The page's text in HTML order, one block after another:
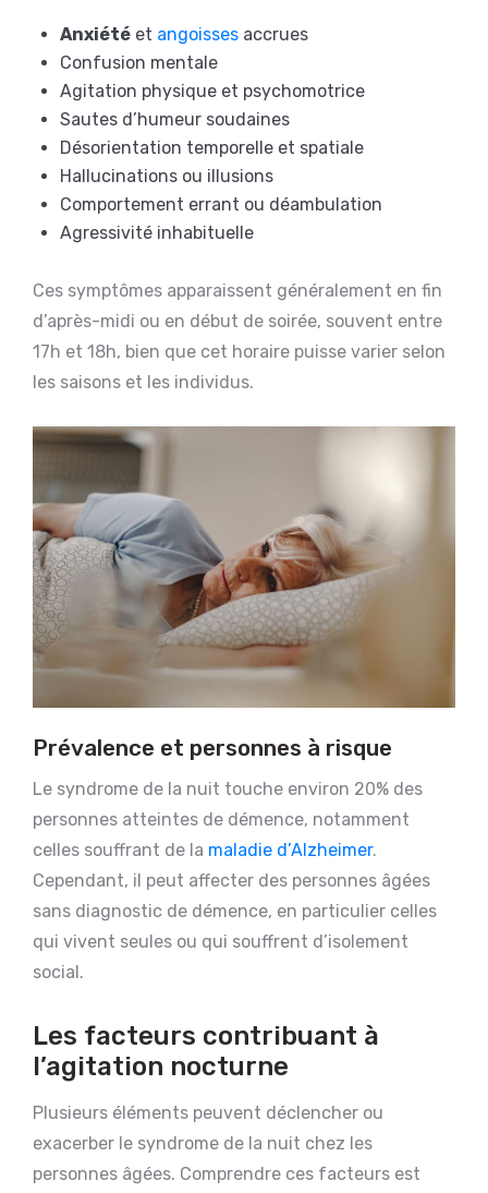
Anxiété et angoisses accrues
Confusion mentale
Agitation physique et psychomotrice
Sautes d’humeur soudaines
Désorientation temporelle et spatiale
Hallucinations ou illusions
Comportement errant ou déambulation
Agressivité inhabituelle
Ces symptômes apparaissent généralement en fin
d’après-midi ou en début de soirée, souvent entre
17h et 18h, bien que cet horaire puisse varier selon
les saisons et les individus.
Prévalence et personnes à risque
Le syndrome de la nuit touche environ 20% des
personnes atteintes de démence, notamment
celles souffrant de la maladie d’Alzheimer.
Cependant, il peut affecter des personnes âgées
sans diagnostic de démence, en particulier celles
qui vivent seules ou qui souffrent d’isolement
social.
Les facteurs contribuant à
l’agitation nocturne
Plusieurs éléments peuvent déclencher ou
exacerber le syndrome de la nuit chez les
personnes âgées. Comprendre ces facteurs est